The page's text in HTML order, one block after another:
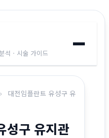
석 · 시술 가이드
›
대전임플란트 유성구 유
성구 유지관